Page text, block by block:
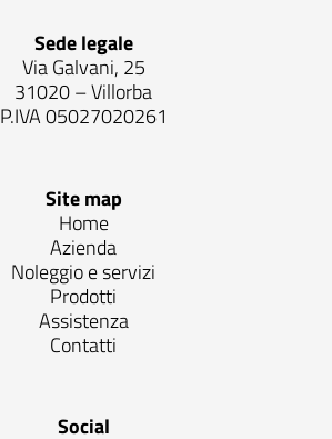
Sede legale
Via Galvani, 25
31020 – Villorba
P.IVA 05027020261
Site map
Home
Azienda
Noleggio e servizi
Prodotti
Assistenza
Contatti
Social